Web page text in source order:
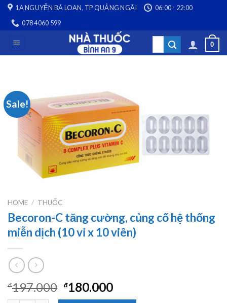
Skip
content
1A NGUYỄN BÁ LOAN, TP QUẢNG NGÃI
06:00 - 22:00
078 4060 599
Search
0
Sale!
HOME / THUỐC
Becoron-C tăng cường, củng cố hệ thống
miễn dịch (10 vỉ x 10 viên)
₫197.000 ₫180.000